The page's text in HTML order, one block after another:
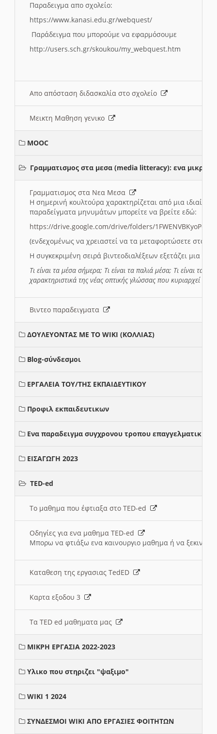
Παραδειγμα απο σχολείο:
https://www.kanasi.edu.gr/webquest/
Παράδειγμα που μπορούμε να εφαρμόσουμε
http://users.sch.gr/skoukou/my_webquest.htm
Απο απόσταση διδασκαλία στο σχολείο
Μεικτη Μαθηση γενικο
MOOC
Γραμματισμος στα μεσα (media litteracy): ενα μικρο
Γραμματισμος στα Νεα Μεσα
Η σημερινή κουλτούρα χαρακτηρίζεται από μια
παραδείγματα μηνυμάτων μπορείτε να βρείτε εδώ:
https://drive.google.com/drive/folders/
(ενδεχομένως να χρειαστεί να τα μεταφορτώσετε στο
Η συγκεκριμένη σειρά βιντεοδιαλέξεων εξετάζει μια
Τι είναι τα μέσα σήμερα; Τι είναι τα παλιά μέσα; Τι είναι τα
χαρακτηριστικά της νέας οπτικής γλώσσας που κυριαρχεί
Βιντεο παραδειγματα
ΔΟΥΛΕΥΟΝΤΑΣ ΜΕ ΤΟ WIKI (ΚΟΛΛΙΑΣ)
Blog-σύνδεσμοι
ΕΡΓΑΛΕΙΑ ΤΟΥ/ΤΗΣ ΕΚΠΑΙΔΕΥΤΙΚΟΥ
Προφιλ εκπαιδευτικων
Ενα παραδειγμα συγχρονου τροπου επαγγελματικης
ΕΙΣΑΓΩΓΗ 2023
TED-ed
Το μαθημα που έφτιαξα στο TED-ed
Οδηγίες για ενα μαθημα TED-ed
Μπορω να φτιάξω ενα καινουργιο μαθημα ή να
Καταθεση της εργασιας TedED
Καρτα εξοδου 3
Τα TED ed μαθηματα μας
ΜΙΚΡΗ ΕΡΓΑΣΙΑ 2022-2023
Υλικο που στηριζει "ψαξιμο"
WIKI 1 2024
ΣΥΝΔΕΣΜΟΙ WIKI ΑΠΟ ΕΡΓΑΣΙΕΣ ΦΟΙΤΗΤΩΝ